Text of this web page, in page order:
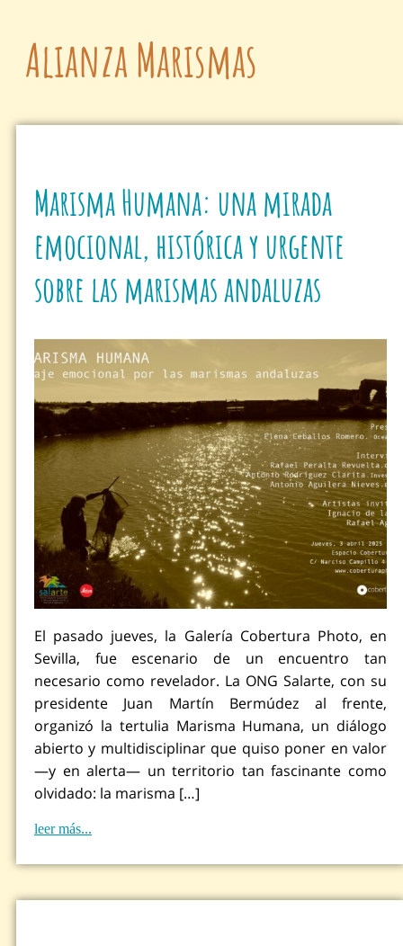
Alianza Marismas
Marisma Humana: una mirada
emocional, histórica y urgente
sobre las marismas andaluzas
El pasado jueves, la Galería Cobertura Photo, en
Sevilla, fue escenario de un encuentro tan
necesario como revelador. La ONG Salarte, con su
presidente Juan Martín Bermúdez al frente,
organizó la tertulia Marisma Humana, un diálogo
abierto y multidisciplinar que quiso poner en valor
—y en alerta— un territorio tan fascinante como
olvidado: la marisma […]
leer más...